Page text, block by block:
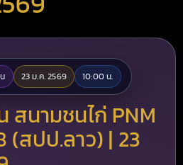
23 ม.ค. 2569 10:00 น.
สนามชนไก่ PNM
สปป.ลาว) | 23